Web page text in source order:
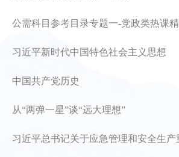
公需科目参考目录专题一-党政类热课
习近平新时代中国特色社会主义思想
中国共产党历史
从“两弹一星”谈“远大理想”
习近平总书记关于应急管理和安全生产